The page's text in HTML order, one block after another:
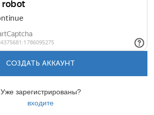
СОЗДАТЬ АККАУНТ
Уже зарегистрированы?
входите